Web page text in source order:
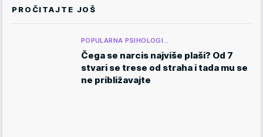
PROČITAJTE JOŠ
POPULARNA PSIHOLOGI…
Čega se narcis najviše plaši? Od 7
stvari se trese od straha i tada mu se
ne približavajte